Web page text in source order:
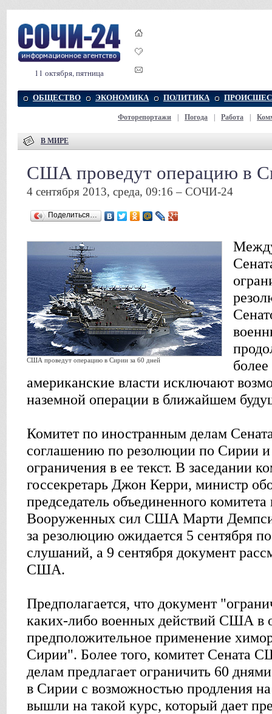
11 октября, пятница
ОБЩЕСТВО ЭКОНОМИКА ПОЛИТИКА
Фоторепортажи Погода Работа
В МИРЕ
США проведут операцию в
4 сентября 2013, среда, 09:16 – СОЧИ-24
Поделиться…
США проведут операцию в Сирии за 60 дней
американские власти исключают
наземной операции в ближайшем
Комитет по иностранным делам
соглашению по резолюции по Сирии и
ограничения в ее текст. В заседании
госсекретарь Джон Керри, министр
председатель объединенного
Вооруженных сил США Марти Демпси.
за резолюцию ожидается 5 сентября
слушаний, а 9 сентября документ
США.
Предполагается, что документ
каких-либо военных действий США в
предположительное применение
Сирии". Более того, комитет Сената
делам предлагает ограничить 60
в Сирии с возможностью продления
вышли на такой курс, который дает